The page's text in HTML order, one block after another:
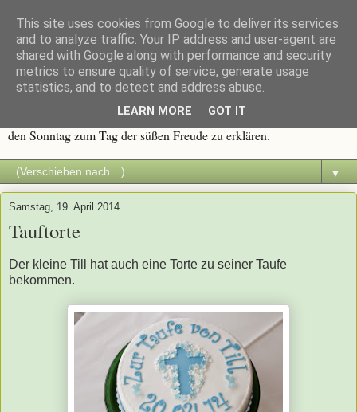
Immer wieder Sonntags
Traditionen werden groß geschrieben, und eine davon ist die
was süß ist, macht Spaß. Deshalb dachte ich mir, es wäre an der Zeit
den Sonntag zum Tag der süßen Freude zu erklären.
▼
Samstag, 19. April 2014
Tauftorte
Der kleine Till hat auch eine Torte zu seiner Taufe
bekommen.
This site uses cookies from Google to deliver its services
and to analyze traffic. Your IP address and user-agent are
shared with Google along with performance and security
metrics to ensure quality of service, generate usage
statistics, and to detect and address abuse.
LEARN MORE GOT IT